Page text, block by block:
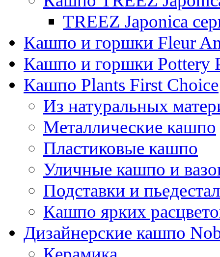
TREEZ Japonica
Кашпо и горшки Fleur
Кашпо и горшки Pottery
Кашпо Plants First Choice
Из натуральных
Металлические кашпо
Пластиковые кашпо
Уличные кашпо и
Подставки и
Кашпо ярких
Дизайнерские кашпо